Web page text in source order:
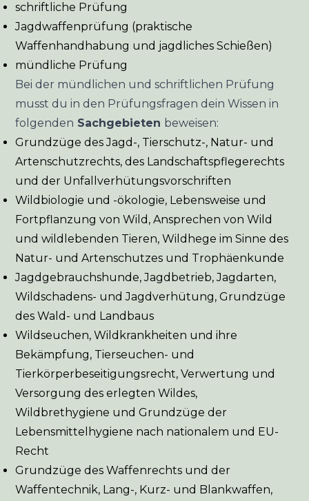
schriftliche Prüfung
Jagdwaffenprüfung (praktische
Waffenhandhabung und jagdliches Schießen)
mündliche Prüfung
Bei der mündlichen und schriftlichen Prüfung
musst du in den Prüfungsfragen dein Wissen in
folgenden Sachgebieten beweisen:
Grundzüge des Jagd-, Tierschutz-, Natur- und
Artenschutzrechts, des Landschaftspflegerechts
und der Unfallverhütungsvorschriften
Wildbiologie und -ökologie, Lebensweise und
Fortpflanzung von Wild, Ansprechen von Wild
und wildlebenden Tieren, Wildhege im Sinne des
Natur- und Artenschutzes und Trophäenkunde
Jagdgebrauchshunde, Jagdbetrieb, Jagdarten,
Wildschadens- und Jagdverhütung, Grundzüge
des Wald- und Landbaus
Wildseuchen, Wildkrankheiten und ihre
Bekämpfung, Tierseuchen- und
Tierkörperbeseitigungsrecht, Verwertung und
Versorgung des erlegten Wildes,
Wildbrethygiene und Grundzüge der
Lebensmittelhygiene nach nationalem und EU-
Recht
Grundzüge des Waffenrechts und der
Waffentechnik, Lang-, Kurz- und Blankwaffen,